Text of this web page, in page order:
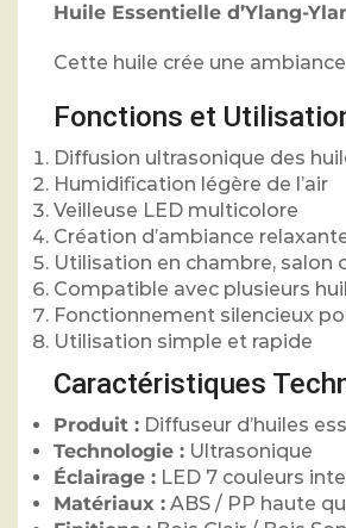
Huile Essentielle d’Ylang-
Cette huile crée une
Fonctions et
Diffusion ultrasonique des
Humidification légère de l’air
Veilleuse LED multicolore
Création d’ambiance
Utilisation en chambre, salon
Compatible avec plusieurs
Fonctionnement silencieux
Utilisation simple et rapide
Caractéristiques
Produit : Diffuseur d’huiles
Technologie : Ultrasonique
Éclairage : LED 7 couleurs
Matériaux : ABS / PP haute